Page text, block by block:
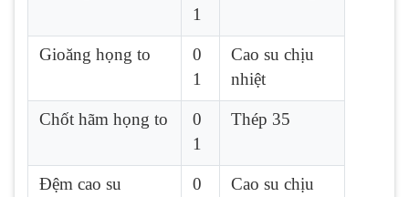
1
Gioăng họng to
0
1
Cao su chịu
nhiệt
Chốt hãm họng to
0
1
Thép 35
Đệm cao su
0
Cao su chịu